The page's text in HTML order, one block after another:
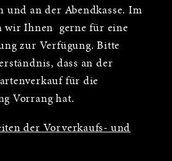
und an der Abendkasse. Im
wir Ihnen gerne für eine
zur Verfügung. Bitte
dass an der
für die
Vorrang hat.
der Vorverkaufs- und